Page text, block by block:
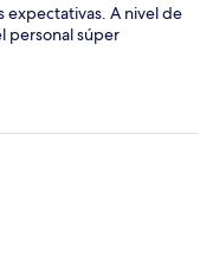
expectativas. A nivel de
personal súper